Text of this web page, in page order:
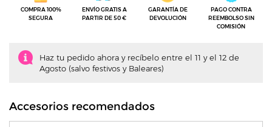
COMPRA 100%
SEGURA
ENVÍO GRATIS A
PARTIR DE 50 €
GARANTÍA DE
DEVOLUCIÓN
PAGO CONTRA
REEMBOLSO SIN
COMISIÓN
Haz tu pedido ahora y recíbelo entre el 11 y el 12 de
Agosto (salvo festivos y Baleares)
Accesorios recomendados